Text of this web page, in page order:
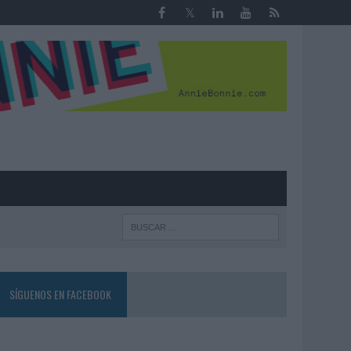
SÍGUENOS EN FACEBOOK